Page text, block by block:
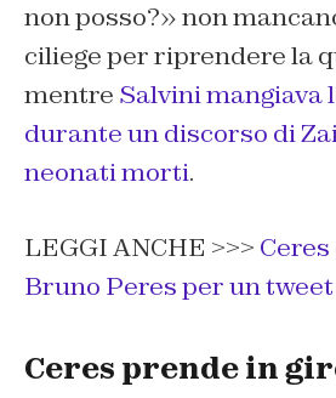
non posso?» non
ciliege per riprendere la
mentre Salvini mangiava
durante un discorso di
neonati morti.
LEGGI ANCHE >>>
Bruno Peres per un tweet
Ceres prende in